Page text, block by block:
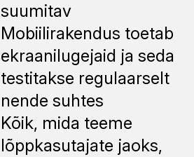
suumitav
Mobiilirakendus toetab
ekraanilugejaid ja seda
testitakse regulaarselt
nende suhtes
Kõik, mida teeme
lõppkasutajate jaoks,